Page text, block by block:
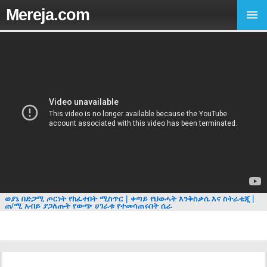
Mereja.com
ወያኔ በድጋሚ ጦርነት የከፈተበት ሚስጥር | ቀጣይ የህወሓት እንቅስቃሴ እና ስትራቴጂ |
ጠ/ሚ አብይ ያጋለጡት የውጭ ሀገራቱ የተመሳጠሩበት ሴራ